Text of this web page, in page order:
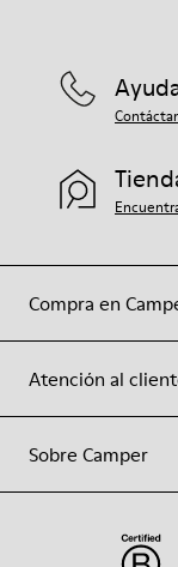
Compra en
Atención al
Sobre Camper